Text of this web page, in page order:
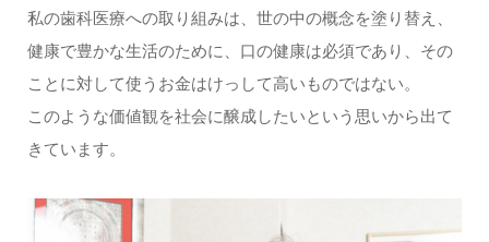
私の歯科医療への取り組みは、世の中の概念を塗り替え、
健康で豊かな生活のために、口の健康は必須であり、その
ことに対して使うお金はけっして高いものではない。
このような価値観を社会に醸成したいという思いから出て
きています。